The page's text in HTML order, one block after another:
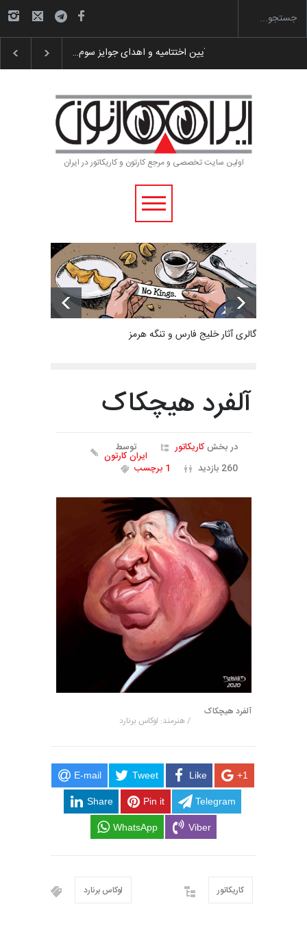
گزارش تصویری آیین اختتامیه و اهدای جوایز سوم…
اولین سایت تخصصی و مرجع کارتون و کاریکاتور در ایران
گالری آثار خلیج فارس و تنگه هرمز
آلفرد هیچکاک
در بخشکاریکاتور توسط
ایران کارتون
260 بازدید
1 برچسب
آلفرد هیچکاک
/ هنرمند: لوکاس برنارد
E-mail Tweet Like +1
Share Pin it Telegram
WhatsApp Viber
لوکاس برنارد کاریکاتور